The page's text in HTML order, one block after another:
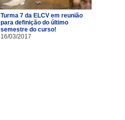
Turma 7 da ELCV em reunião
para definição do último
semestre do curso!
16/03/2017